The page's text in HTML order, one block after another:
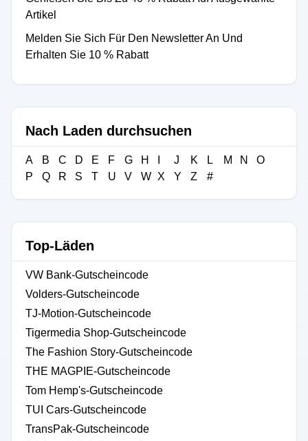
Artikel
Melden Sie Sich Für Den Newsletter An Und
Erhalten Sie 10 % Rabatt
Nach Laden durchsuchen
A B C D E F G H J K L M N
O
P
Q R S T U V W X Y Z #
Top-Läden
VW Bank-Gutscheincode
Volders-Gutscheincode
TJ-Motion-Gutscheincode
Tigermedia Shop-Gutscheincode
The Fashion Story-Gutscheincode
THE MAGPIE-Gutscheincode
Tom Hemp's-Gutscheincode
TUI Cars-Gutscheincode
TransPak-Gutscheincode